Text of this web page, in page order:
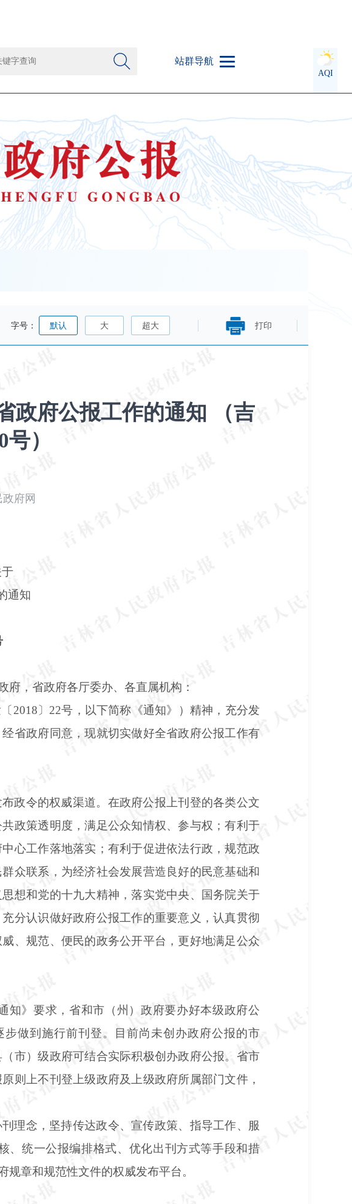
站群导航
AQI
打印
字号： 默认 大 超大
政府公报工作的通知 （吉
）
府网
通知
，省政府各厅委办、各直属机构：
2018〕22号，以下简称《通知》）精神，充分发
省政府同意，现就切实做好全省政府公报工作有
政令的权威渠道。在政府公报上刊登的各类公文
政策透明度，满足公众知情权、参与权；有利于
心工作落地落实；有利于促进依法行政，规范政
众联系，为经济社会发展营造良好的民意基础和
想和党的十九大精神，落实党中央、国务院关于
分认识做好政府公报工作的重要意义，认真贯彻
、规范、便民的政务公开平台，更好地满足公众
知》要求，省和市（州）政府要办好本级政府公
做到施行前刊登。目前尚未创办政府公报的市
市）级政府可结合实际积极创办政府公报。省市
则上不刊登上级政府及上级政府所属部门文件，
理念，坚持传达政令、宣传政策、指导工作、服
、统一公报编排格式、优化出刊方式等手段和措
章和规范性文件的权威发布平台。